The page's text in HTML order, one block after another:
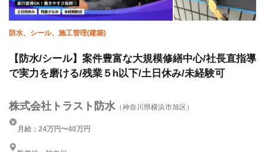
防水、シール、施工管理(建築)
【防水/シール】案件豊富な大規模修繕中心/社長直指導
で実力を磨ける/残業５h以下/土日休み/未経験可
株式会社トラスト防水 （神奈川県横浜市旭区）
月給：24万円〜40万円